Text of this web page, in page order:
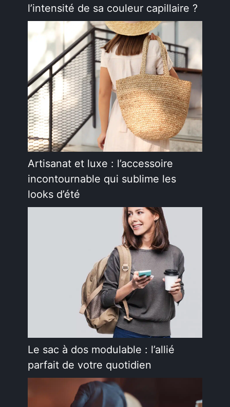
l’intensité de sa couleur capillaire ?
Artisanat et luxe : l’accessoire
incontournable qui sublime les
looks d’été
Le sac à dos modulable : l’allié
parfait de votre quotidien